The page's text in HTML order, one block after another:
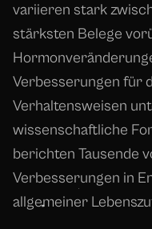
variieren stark
stärksten Belege
Verbesserungen für
Verhaltensweisen
wissenschaftliche
berichten Tausende
Verbesserungen in
allgemeiner